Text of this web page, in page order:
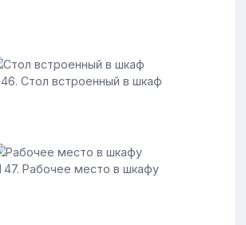
46. Стол встроенный в шкаф
47. Рабочее место в шкафу